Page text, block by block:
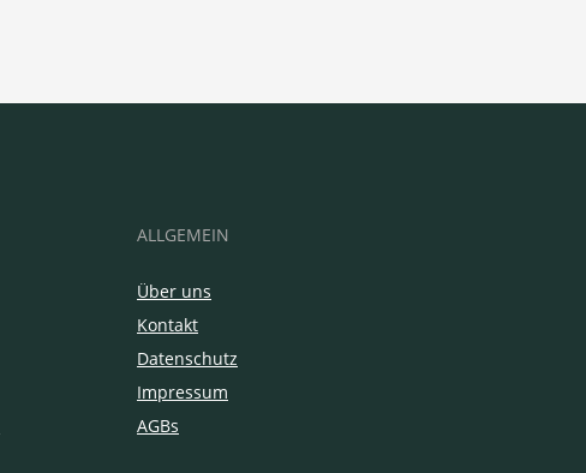
ALLGEMEIN
Über uns
Kontakt
Datenschutz
Impressum
AGBs